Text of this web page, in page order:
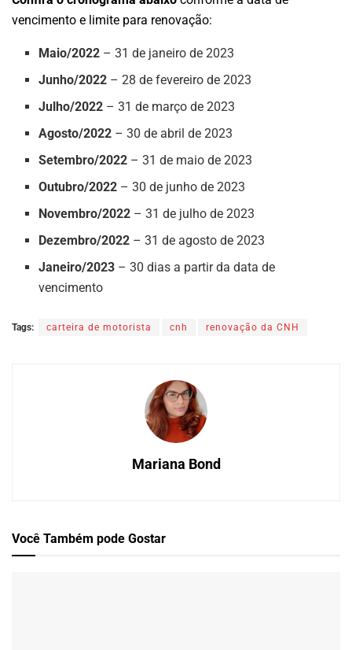
vencimento e limite para renovação:
Maio/2022 – 31 de janeiro de 2023
Junho/2022 – 28 de fevereiro de 2023
Julho/2022 – 31 de março de 2023
Agosto/2022 – 30 de abril de 2023
Setembro/2022 – 31 de maio de 2023
Outubro/2022 – 30 de junho de 2023
Novembro/2022 – 31 de julho de 2023
Dezembro/2022 – 31 de agosto de 2023
Janeiro/2023 – 30 dias a partir da data de
vencimento
Tags: carteira de motorista cnh renovação da CNH
Mariana Bond
Você Também pode Gostar